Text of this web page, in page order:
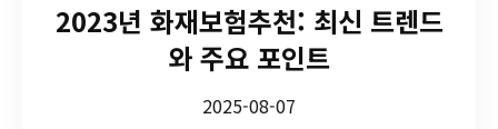
2023년 화재보험추천: 최신 트렌드
와 주요 포인트
2025-08-07